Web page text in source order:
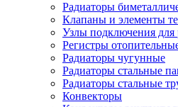
Радиаторы
Клапаны и элементы
Узлы подключения для
Регистры
Радиаторы чугунные
Радиаторы стальные
Радиаторы стальные
Конвекторы